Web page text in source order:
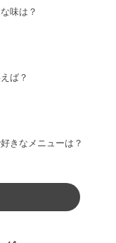
味は？
ば？
きなメニューは？